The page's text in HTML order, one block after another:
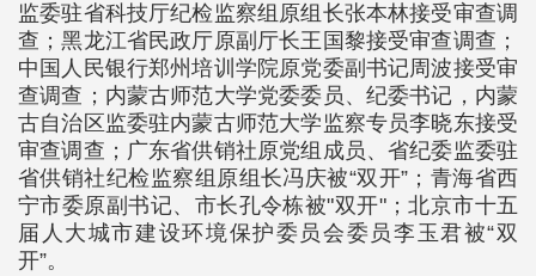
监委驻省科技厅纪检监察组原组长张本林接受审查调
查；黑龙江省民政厅原副厅长王国黎接受审查调查；
中国人民银行郑州培训学院原党委副书记周波接受审
查调查；内蒙古师范大学党委委员、纪委书记，内蒙
古自治区监委驻内蒙古师范大学监察专员李晓东接受
审查调查；广东省供销社原党组成员、省纪委监委驻
省供销社纪检监察组原组长冯庆被“双开”；青海省西
宁市委原副书记、市长孔令栋被"双开"；北京市十五
届人大城市建设环境保护委员会委员李玉君被“双
开”。